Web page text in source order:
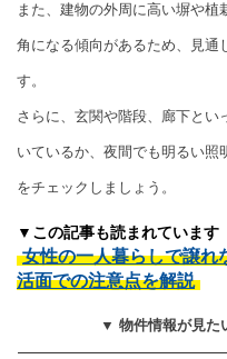
また、建物の外周に高い塀や
角になる傾向があるため、見通
す。
さらに、玄関や階段、廊下とい
いているか、夜間でも明るい照
をチェックしましょう。
▼この記事も読まれています
女性の一人暮らしで譲れ
活面での注意点を解説
▼ 物件情報が見た